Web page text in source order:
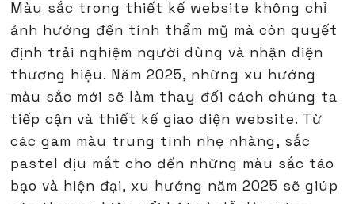
Màu sắc trong thiết kế website không chỉ
ảnh hưởng đến tính thẩm mỹ mà còn quyết
định trải nghiệm người dùng và nhận diện
thương hiệu. Năm 2025, những xu hướng
màu sắc mới sẽ làm thay đổi cách chúng ta
tiếp cận và thiết kế giao diện website. Từ
các gam màu trung tính nhẹ nhàng, sắc
pastel dịu mắt cho đến những màu sắc táo
bạo và hiện đại, xu hướng năm 2025 sẽ giúp